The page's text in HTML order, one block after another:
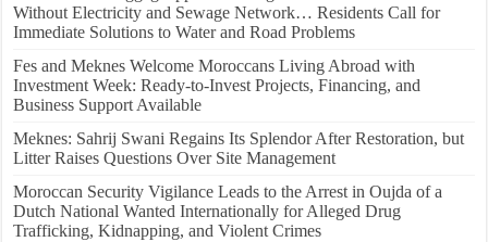
Without Electricity and Sewage Network… Residents Call for
Immediate Solutions to Water and Road Problems
Fes and Meknes Welcome Moroccans Living Abroad with
Investment Week: Ready-to-Invest Projects, Financing, and
Business Support Available
Meknes: Sahrij Swani Regains Its Splendor After Restoration, but
Litter Raises Questions Over Site Management
Moroccan Security Vigilance Leads to the Arrest in Oujda of a
Dutch National Wanted Internationally for Alleged Drug
Trafficking, Kidnapping, and Violent Crimes